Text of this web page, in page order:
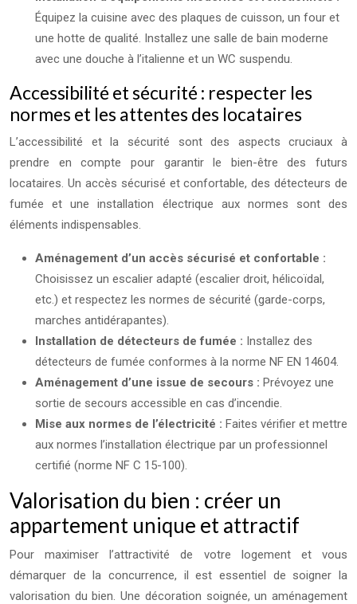
Équipez la cuisine avec des plaques de cuisson, un four et
une hotte de qualité. Installez une salle de bain moderne
avec une douche à l’italienne et un WC suspendu.
Accessibilité et sécurité : respecter les
normes et les attentes des locataires
L’accessibilité et la sécurité sont des aspects cruciaux à
prendre en compte pour garantir le bien-être des futurs
locataires. Un accès sécurisé et confortable, des détecteurs de
fumée et une installation électrique aux normes sont des
éléments indispensables.
Aménagement d’un accès sécurisé et confortable :
Choisissez un escalier adapté (escalier droit, hélicoïdal,
etc.) et respectez les normes de sécurité (garde-corps,
marches antidérapantes).
Installation de détecteurs de fumée : Installez des
détecteurs de fumée conformes à la norme NF EN 14604.
Aménagement d’une issue de secours : Prévoyez une
sortie de secours accessible en cas d’incendie.
Mise aux normes de l’électricité : Faites vérifier et mettre
aux normes l’installation électrique par un professionnel
certifié (norme NF C 15-100).
Valorisation du bien : créer un
appartement unique et attractif
Pour maximiser l’attractivité de votre logement et vous
démarquer de la concurrence, il est essentiel de soigner la
valorisation du bien. Une décoration soignée, un aménagement